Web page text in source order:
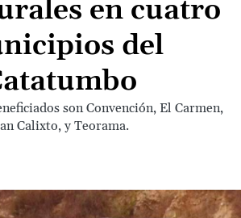
en cuatro
del
son Convención, El Carmen,
Calixto, y Teorama.